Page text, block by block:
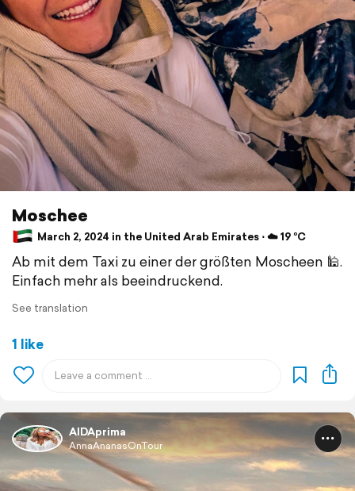
Moschee
March 2, 2024 in the United Arab Emirates ⋅ ☁️ 19 °C
Ab mit dem Taxi zu einer der größten Moscheen 🕌.
Einfach mehr als beeindruckend.
See translation
1 like
AIDAprima
AnnaAnanasOnTour